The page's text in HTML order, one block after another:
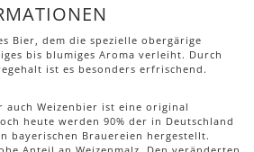
Bier, dem die spezielle obergärige
bis blumiges Aroma verleiht. Durch
ist es besonders erfrischend.
auch Weizenbier ist eine original
heute werden 90% der in Deutschland
bayerischen Brauereien hergestellt.